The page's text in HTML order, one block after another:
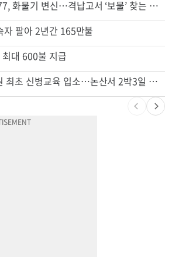
작된 총격…인앤아웃 참사 영상 공개
팔아 2년간 165만불
대 600불 지급
천하람, 현역 의원 최초 신병교육 입소…논산서 2박3일 생활